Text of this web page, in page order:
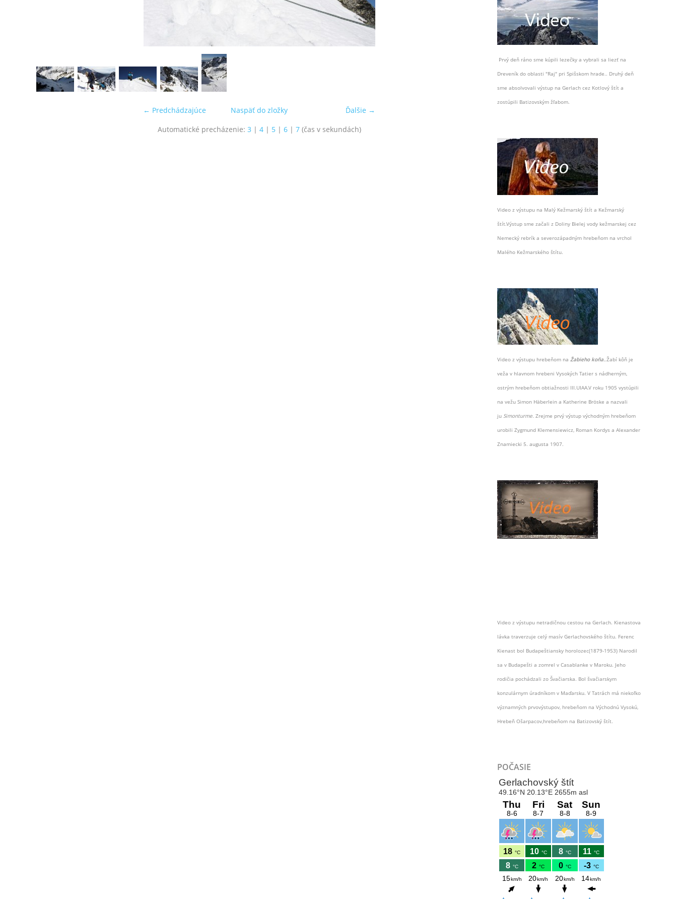
← Predchádzajúce Ďalšie →
Naspäť do zložky
Automatické precházenie: 3 | 4| 5| 6| 7(čas v sekundách)
Prvý deň ráno sme kúpili lezečky a vybrali sa liezť na
Dreveník do oblasti "Raj" pri Spišskom hrade.. Druhý deň
sme absolvovali výstup na Gerlach cez Kotlový štít a
zostúpili Batizovským žľabom.
Video z výstupu na Malý Kežmarský štít a Kežmarský
štít.Výstup sme začali z Doliny Bielej vody kežmarskej cez
Nemecký rebrík a severozápadným hrebeňom na vrchol
Malého Kežmarského štítu.
Video z výstupu hrebeňom na Žabieho koňa..Žabí kôň je
veža v hlavnom hrebeni Vysokých Tatier s nádherným,
ostrým hrebeňom obtiažnosti III.UIAA.V roku 1905 vystúpili
na vežu Simon Häberlein a Katherine Bröske a nazvali
ju Simonturme. Zrejme prvý výstup východným hrebeňom
urobili Zygmund Klemensiewicz, Roman Kordys a Alexander
Znamiecki 5. augusta 1907.
Video z výstupu netradičnou cestou na Gerlach. Kienastova
lávka traverzuje celý masív Gerlachovského štítu. Ferenc
Kienast bol Budapeštiansky horolozec(1879-1953) Narodil
sa v Budapešti a zomrel v Casablanke v Maroku. Jeho
rodičia pochádzali zo Švačiarska. Bol švačiarskym
konzulárnym úradníkom v Maďarsku. V Tatrách má niekoľko
významných prvovýstupov, hrebeňom na Východnú Vysokú,
Hrebeň Ošarpacov,hrebeňom na Batizovský štít.
POČASIE